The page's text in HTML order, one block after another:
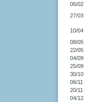
06/02
27/03
10/04
08/05
22/05
04/09
25/09
30/10
06/11
20/11
04/12